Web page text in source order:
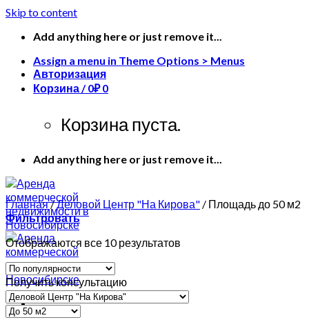
Skip to content
Add anything here or just remove it...
Assign a menu in Theme Options > Menus
Авторизация
Корзина /0₽ 0
Корзина пуста.
Add anything here or just remove it...
Главная/Деловой Центр "На Кирова" / Площадь до 50 м2
Фильтровать
Отображаются все 10 результатов
Получить консультацию